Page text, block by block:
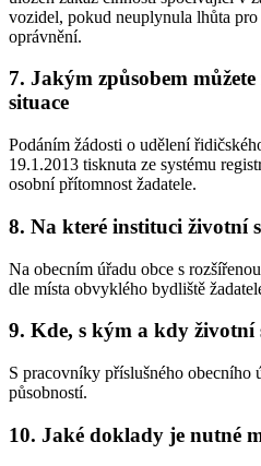
vozidel, pokud neuplynula lhůta
oprávnění.
7. Jakým způsobem
situace
Podáním žádosti o udělení
19.1.2013 tisknuta ze systému
osobní přítomnost žadatele.
8. Na které instituci životní
Na obecním úřadu obce s
dle místa obvyklého bydliště
9. Kde, s kým a kdy životní
S pracovníky příslušného obecního
působností.
10. Jaké doklady je nutné